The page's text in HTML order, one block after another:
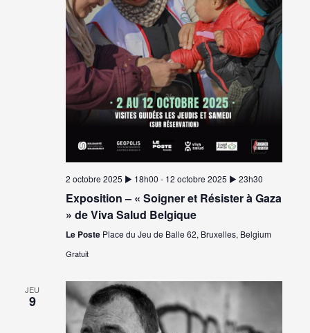
2 octobre 2025 ▶︎ 18h00 - 12 octobre 2025 ▶︎ 23h30
Exposition – « Soigner et Résister à Gaza
» de Viva Salud Belgique
Le Poste Place du Jeu de Balle 62, Bruxelles, Belgium
Gratuit
JEU
9